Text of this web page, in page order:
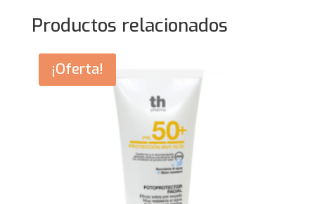
Productos relacionados
¡Oferta!